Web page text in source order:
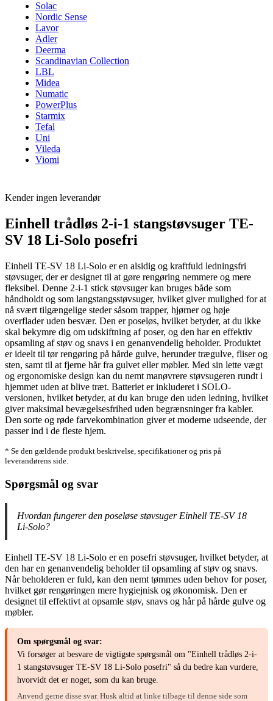
Solac
Nordic Sense
Lavor
Adler
Deerma
Scandinavian Collection
LBL
Midea
Numatic
PowerPlus
Starmix
Tefal
Uni
Vileda
Viomi
Kender ingen leverandør
Einhell trådløs 2-i-1 stangstøvsuger TE-
SV 18 Li-Solo posefri
Einhell TE-SV 18 Li-Solo er en alsidig og kraftfuld ledningsfri
støvsuger, der er designet til at gøre rengøring nemmere og mere
fleksibel. Denne 2-i-1 stick støvsuger kan bruges både som
håndholdt og som langstangsstøvsuger, hvilket giver mulighed for at
nå svært tilgængelige steder såsom trapper, hjørner og høje
overflader uden besvær. Den er poseløs, hvilket betyder, at du ikke
skal bekymre dig om udskiftning af poser, og den har en effektiv
opsamling af støv og snavs i en genanvendelig beholder. Produktet
er ideelt til tør rengøring på hårde gulve, herunder trægulve, fliser og
sten, samt til at fjerne hår fra gulvet eller møbler. Med sin lette vægt
og ergonomiske design kan du nemt manøvrere støvsugeren rundt i
hjemmet uden at blive træt. Batteriet er inkluderet i SOLO-
versionen, hvilket betyder, at du kan bruge den uden ledning, hvilket
giver maksimal bevægelsesfrihed uden begrænsninger fra kabler.
Den sorte og røde farvekombination giver et moderne udseende, der
passer ind i de fleste hjem.
* Se den gældende produkt beskrivelse, specifikationer og pris på
leverandørens side.
Spørgsmål og svar
Hvordan fungerer den poseløse støvsuger Einhell TE-SV 18
Li-Solo?
Einhell TE-SV 18 Li-Solo er en posefri støvsuger, hvilket betyder, at
den har en genanvendelig beholder til opsamling af støv og snavs.
Når beholderen er fuld, kan den nemt tømmes uden behov for poser,
hvilket gør rengøringen mere hygiejnisk og økonomisk. Den er
designet til effektivt at opsamle støv, snavs og hår på hårde gulve og
møbler.
Om spørgsmål og svar:
Vi forsøger at besvare de vigtigste spørgsmål om "Einhell trådløs 2-i-
1 stangstøvsuger TE-SV 18 Li-Solo posefri" så du bedre kan vurdere,
hvorvidt det er noget, som du kan bruge.
Anvend gerne disse svar. Husk altid at linke tilbage til denne side som